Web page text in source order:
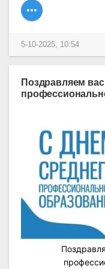
5-10-2025, 10:54
Поздравляем